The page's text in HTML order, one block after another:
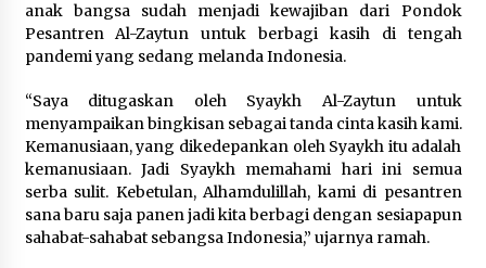
anak bangsa sudah menjadi kewajiban dari Pondok
Pesantren Al-Zaytun untuk berbagi kasih di tengah
pandemi yang sedang melanda Indonesia.
“Saya ditugaskan oleh Syaykh Al-Zaytun untuk
menyampaikan bingkisan sebagai tanda cinta kasih kami.
Kemanusiaan, yang dikedepankan oleh Syaykh itu adalah
kemanusiaan. Jadi Syaykh memahami hari ini semua
serba sulit. Kebetulan, Alhamdulillah, kami di pesantren
sana baru saja panen jadi kita berbagi dengan sesiapapun
sahabat-sahabat sebangsa Indonesia,” ujarnya ramah.